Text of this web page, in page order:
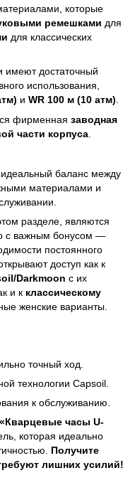
которые
ремешками для
для классических
имеют достаточный
использования,
и WR 100 м (10 атм)
фирменная заводная
части корпуса.
баланс между
материалами и
разделе, являются
с важным бонусом —
постоянного
доступ как к
Darkmoon с их
и к классическому
женские варианты.
точный ход.
технологии Capsoil.
к обслуживанию.
«Кварцевые часы U-
которая идеально
Получите
лишних усилий!